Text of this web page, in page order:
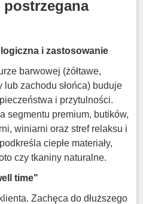
i zastosowanie
barwowej (żółtawe,
lub zachodu słońca) buduje
i przytulności.
segmentu premium, butików,
winiarni oraz stref relaksu i
ciepłe materiały,
czy tkaniny naturalne.
time"
. Zachęca do dłuższego